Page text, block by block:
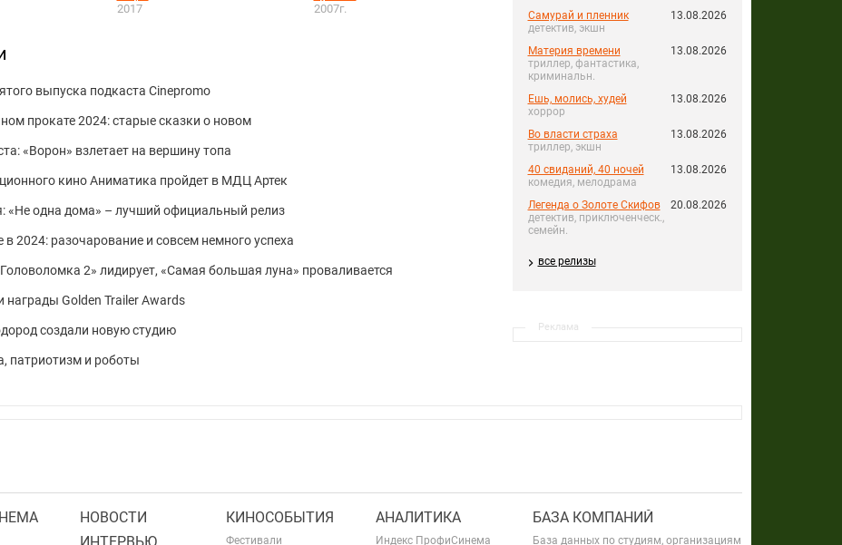
Самурай и пленник
детектив, экшн
13.08.2026
Материя времени
триллер, фантастика,
криминальн.
13.08.2026
Ешь, молись, худей
хоррор
13.08.2026
Во власти страха
триллер, экшн
13.08.2026
40 свиданий, 40 ночей
комедия, мелодрама
13.08.2026
Легенда о Золоте Скифов
детектив, приключенческ.,
семейн.
20.08.2026
все релизы
Реклама
2017 2007г.
выпуска подкаста Cinepromo
прокате 2024: старые сказки о новом
«Ворон» взлетает на вершину топа
кино Аниматика пройдет в МДЦ Артек
«Не одна дома» – лучший официальный релиз
2024: разочарование и совсем немного успеха
2» лидирует, «Самая большая луна» проваливается
Golden Trailer Awards
создали новую студию
патриотизм и роботы
НОВОСТИ
КИНОСОБЫТИЯ
Фестивали
АНАЛИТИКА
Индекс ПрофиСинема
БАЗА КОМПАНИЙ
База данных по студиям, организациям